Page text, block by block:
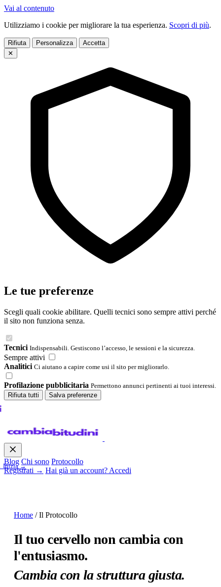
Vai al contenuto
Utilizziamo i cookie per migliorare la tua esperienza. Scopri di più.
Rifiuta Personalizza
Accetta
✕
Le tue preferenze
Scegli quali cookie abilitare. Quelli tecnici sono sempre attivi perché
il sito non funziona senza.
Tecnici Indispensabili. Gestiscono l’accesso, le sessioni e la sicurezza.
Sempre attivi
Analitici Ci aiutano a capire come usi il sito per migliorarlo.
Profilazione pubblicitaria Permettono annunci pertinenti ai tuoi interessi.
Rifiuta tutti
Salva preferenze
Inizia →
Blog Chi sono Protocollo
Registrati → Hai già un account? Accedi
Home / Il Protocollo
Il tuo cervello non cambia con
l'entusiasmo.
Cambia con la struttura giusta.